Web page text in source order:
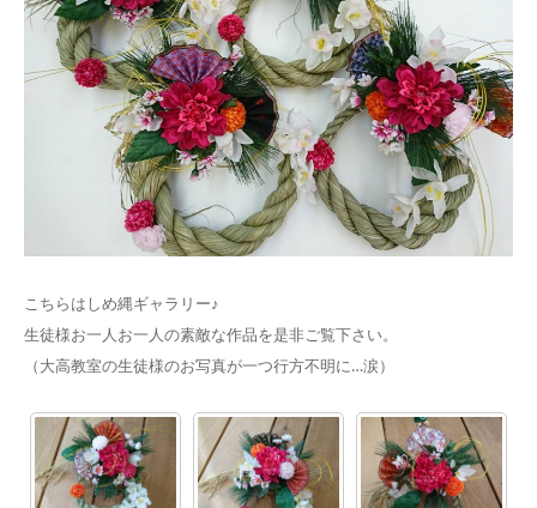
こちらはしめ縄ギャラリー♪
生徒様お一人お一人の素敵な作品を是非ご覧下さい。
（大高教室の生徒様のお写真が一つ行方不明に…涙）